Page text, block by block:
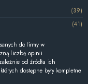
(39)
(41)
do firmy w
liczbę opinii
od źródła ich
dostępne były kompletne